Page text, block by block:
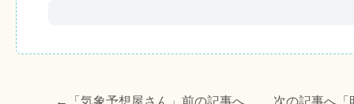
←「 気象予想屋さん 」前の記事へ 次の記事へ「